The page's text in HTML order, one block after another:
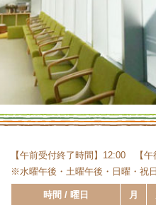
【午前受付終了時間】12:00 【
※水曜午後・土曜午後・日曜・祝
時間 / 曜日 月